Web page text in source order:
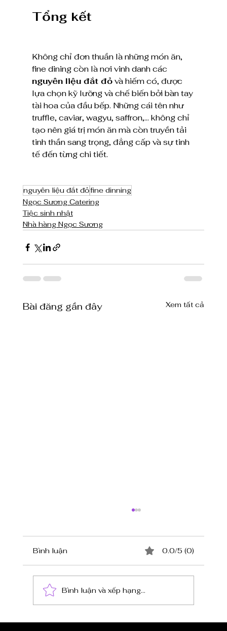
Tổng kết
Không chỉ đơn thuần là những món ăn,
fine dining còn là nơi vinh danh các
nguyên liệu đắt đỏ và hiếm có, được
lựa chọn kỹ lưỡng và chế biến bởi bàn tay
tài hoa của đầu bếp. Những cái tên như
truffle, caviar, wagyu, saffron,… không chỉ
tạo nên giá trị món ăn mà còn truyền tải
tinh thần sang trọng, đẳng cấp và sự tinh
tế đến từng chi tiết.
nguyên liệu đắt đỏfine dinning
Ngọc Sương Catering
Tiệc sinh nhật
Nhà hàng Ngọc Sương
Bài đăng gần đây Xem tất cả
Bình luận 0.0/5 (0)
Bình luận và xếp hạng...